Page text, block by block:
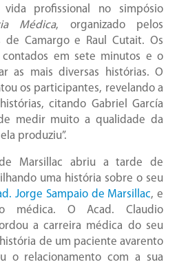
profissional no simpósio
Médica, organizado pelos
de Camargo e Raul Cutait. Os
contados em sete minutos e o
as mais diversas histórias. O
os participantes, revelando a
citando Gabriel García
medir muito a qualidade da
produziu”.
Marsillac abriu a tarde de
uma história sobre o seu
Jorge Sampaio de Marsillac, e
médica. O Acad. Claudio
a carreira médica do seu
de um paciente avarento
o relacionamento com a sua